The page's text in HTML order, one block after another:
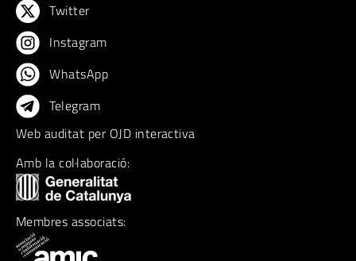
Twitter
Instagram
WhatsApp
Telegram
Web auditat per OJD interactiva
Amb la col·laboració:
Membres associats: